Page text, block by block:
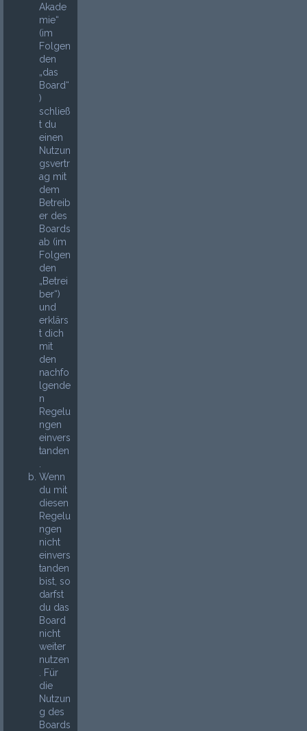
Akade
mie“
(im
Folgen
den
„das
Board“
)
schließ
t du
einen
Nutzun
gsvertr
ag mit
dem
Betreib
er des
Boards
ab (im
Folgen
den
„Betrei
ber“)
und
erklärs
t dich
mit
den
nachfo
lgende
n
Regelu
ngen
einvers
tanden
Wenn
du mit
diesen
Regelu
ngen
nicht
einvers
tanden
bist, so
darfst
du das
Board
nicht
weiter
nutzen
. Für
die
Nutzun
g des
Boards